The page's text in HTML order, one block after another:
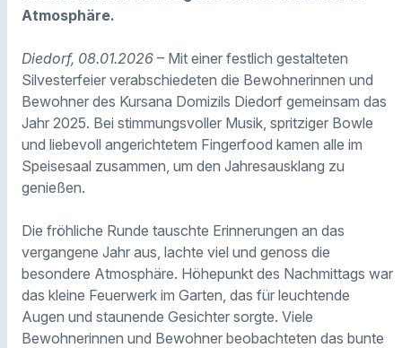
Atmosphäre.
Diedorf, 08.01.2026 – Mit einer festlich gestalteten
Silvesterfeier verabschiedeten die Bewohnerinnen und
Bewohner des Kursana Domizils Diedorf gemeinsam das
Jahr 2025. Bei stimmungsvoller Musik, spritziger Bowle
und liebevoll angerichtetem Fingerfood kamen alle im
Speisesaal zusammen, um den Jahresausklang zu
genießen.
Die fröhliche Runde tauschte Erinnerungen an das
vergangene Jahr aus, lachte viel und genoss die
besondere Atmosphäre. Höhepunkt des Nachmittags war
das kleine Feuerwerk im Garten, das für leuchtende
Augen und staunende Gesichter sorgte. Viele
Bewohnerinnen und Bewohner beobachteten das bunte